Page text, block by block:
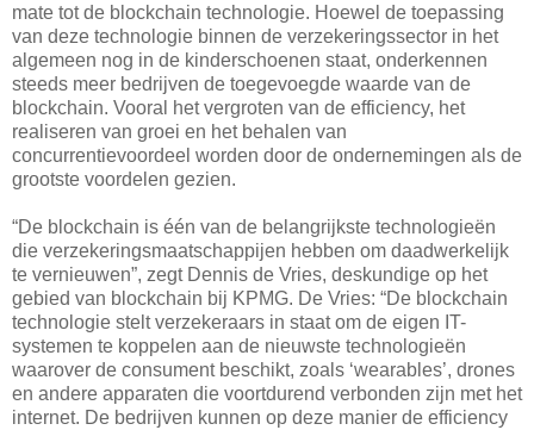
mate tot de blockchain technologie. Hoewel de toepassing
van deze technologie binnen de verzekeringssector in het
algemeen nog in de kinderschoenen staat, onderkennen
steeds meer bedrijven de toegevoegde waarde van de
blockchain. Vooral het vergroten van de efficiency, het
realiseren van groei en het behalen van
concurrentievoordeel worden door de ondernemingen als de
grootste voordelen gezien.
“De blockchain is één van de belangrijkste technologieën
die verzekeringsmaatschappijen hebben om daadwerkelijk
te vernieuwen”, zegt Dennis de Vries, deskundige op het
gebied van blockchain bij KPMG. De Vries: “De blockchain
technologie stelt verzekeraars in staat om de eigen IT-
systemen te koppelen aan de nieuwste technologieën
waarover de consument beschikt, zoals ‘wearables’, drones
en andere apparaten die voortdurend verbonden zijn met het
internet. De bedrijven kunnen op deze manier de efficiency